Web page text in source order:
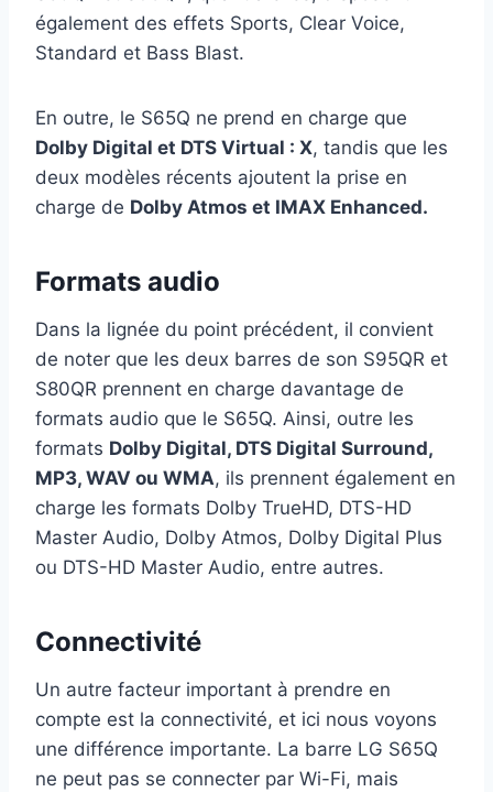
également des effets Sports, Clear Voice,
Standard et Bass Blast.
En outre, le S65Q ne prend en charge que
Dolby Digital et DTS Virtual : X, tandis que les
deux modèles récents ajoutent la prise en
charge de Dolby Atmos et IMAX Enhanced.
Formats audio
Dans la lignée du point précédent, il convient
de noter que les deux barres de son S95QR et
S80QR prennent en charge davantage de
formats audio que le S65Q. Ainsi, outre les
formats Dolby Digital, DTS Digital Surround,
MP3, WAV ou WMA, ils prennent également en
charge les formats Dolby TrueHD, DTS-HD
Master Audio, Dolby Atmos, Dolby Digital Plus
ou DTS-HD Master Audio, entre autres.
Connectivité
Un autre facteur important à prendre en
compte est la connectivité, et ici nous voyons
une différence importante. La barre LG S65Q
ne peut pas se connecter par Wi-Fi, mais